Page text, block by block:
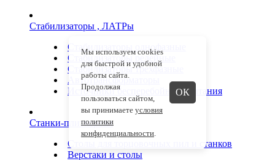
Стабилизаторы , ЛАТРы
Стабилизаторы однофазные
Стабилизаторы релейные
Стабилизаторы трехфазные
Автотрансформаторы
Источники бесперебойного питания
Станки-плиткорезы
Столы для торцовочных пил и станков
Верстаки и столы
Мы используем cookies
для быстрой и удобной
работы сайта.
Продолжая
пользоваться сайтом,
вы принимаете условия
политики
конфиденциальности.
ОК